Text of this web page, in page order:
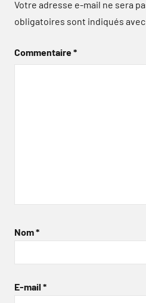
Votre adresse e-mail ne sera
obligatoires sont indiqués avec
Commentaire*
Nom*
E-mail *